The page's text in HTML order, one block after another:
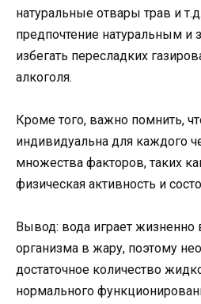
натуральные отвары трав и
предпочтение натуральным и
избегать пересладких
алкоголя.
Кроме того, важно помнить,
индивидуальна для каждого
множества факторов, таких
физическая активность и
Вывод: вода играет
организма в жару, поэтому
достаточное количество
нормального